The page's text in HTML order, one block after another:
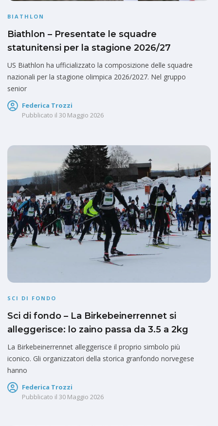
BIATHLON
Biathlon – Presentate le squadre
statunitensi per la stagione 2026/27
US Biathlon ha ufficializzato la composizione delle squadre
nazionali per la stagione olimpica 2026/2027. Nel gruppo
senior
Federica Trozzi
Pubblicato il 30 Maggio 2026
SCI DI FONDO
Sci di fondo – La Birkebeinerrennet si
alleggerisce: lo zaino passa da 3.5 a 2kg
La Birkebeinerrennet alleggerisce il proprio simbolo più
iconico. Gli organizzatori della storica granfondo norvegese
hanno
Federica Trozzi
Pubblicato il 30 Maggio 2026